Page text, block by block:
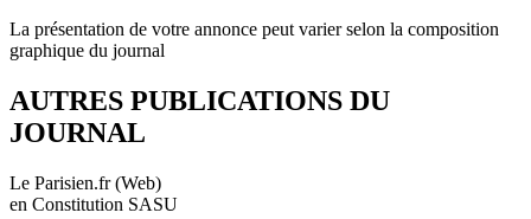
La présentation de votre annonce peut varier selon la composition
graphique du journal
AUTRES PUBLICATIONS DU
JOURNAL
Le Parisien.fr (Web)
en Constitution SASU